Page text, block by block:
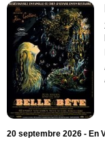
20 septembre 2026 - En